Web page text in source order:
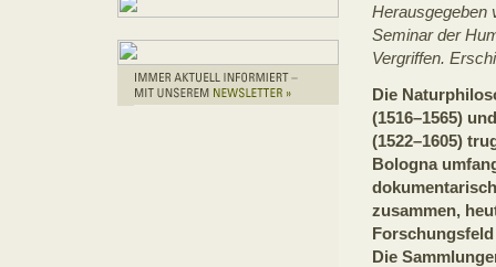
Herausgegeben
Seminar der
Vergriffen.
Die
(1516–1565)
(1522–1605)
Bologna
zusammen,
Die